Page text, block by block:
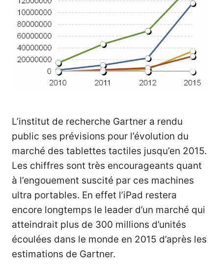
L’institut de recherche Gartner a rendu
public ses prévisions pour l’évolution du
marché des tablettes tactiles jusqu’en 2015.
Les chiffres sont très encourageants quant
à l’engouement suscité par ces machines
ultra portables. En effet l’iPad restera
encore longtemps le leader d’un marché qui
atteindrait plus de 300 millions d’unités
écoulées dans le monde en 2015 d’après les
estimations de Gartner.